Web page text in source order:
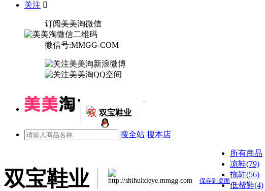
关注 
订阅美美淘微信
微信号:MMGG-COM
双 双宝鞋业
搜全站 搜本店
双宝鞋业 http://shihuixieye.mmgg.com 保存到桌面
所有商品
凉鞋(79)
拖鞋(56)
低帮鞋(4)